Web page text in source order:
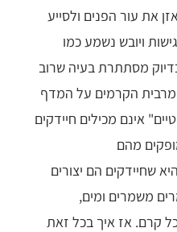
את עור הפנים ולסייע
ויובש נשמע כמו
מסתתרת בעיה שרוב
מרבית הקרמים על המדף
אינם מכילים חיידקים
מהם
שחיידקים הם יצורים
משמרים ומים,
קרם. אז איך בכל זאת